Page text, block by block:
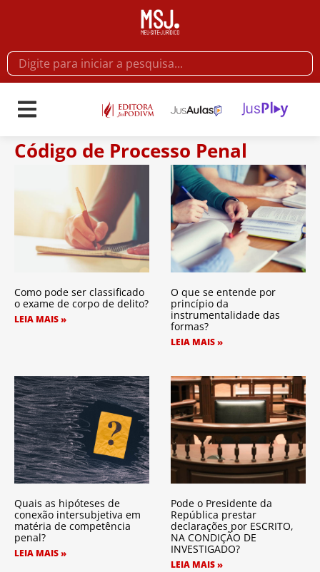
Código de Processo Penal
Como pode ser classificado
o exame de corpo de delito?
LEIA MAIS »
O que se entende por
princípio da
instrumentalidade das
formas?
LEIA MAIS »
Quais as hipóteses de
conexão intersubjetiva em
matéria de competência
penal?
LEIA MAIS »
Pode o Presidente da
República prestar
declarações por ESCRITO,
NA CONDIÇÃO DE
INVESTIGADO?
LEIA MAIS »